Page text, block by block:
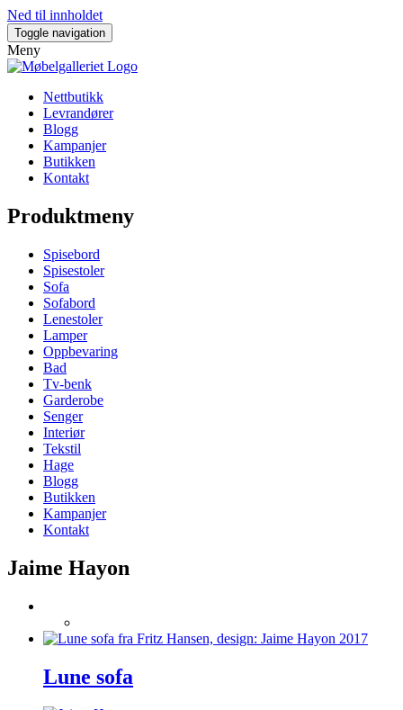
Ned til innholdet
Toggle navigation
Meny
Nettbutikk
Levrandører
Blogg
Kampanjer
Butikken
Kontakt
Produktmeny
Spisebord
Spisestoler
Sofa
Sofabord
Lenestoler
Lamper
Oppbevaring
Bad
Tv-benk
Garderobe
Senger
Interiør
Tekstil
Hage
Blogg
Butikken
Kampanjer
Kontakt
Jaime Hayon
Lune sofa